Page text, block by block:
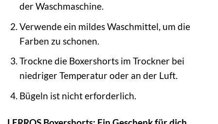
der Waschmaschine.
Verwende ein mildes Waschmittel, um die
Farben zu schonen.
Trockne die Boxershorts im Trockner bei
niedriger Temperatur oder an der Luft.
Bügeln ist nicht erforderlich.